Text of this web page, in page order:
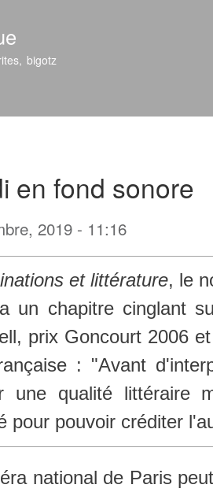
bigotz
en fond sonore
2019 - 11:16
et littérature, le
un chapitre cinglant
prix Goncourt 2006
: "Avant
une qualité littéraire
pour pouvoir créditer
national de Paris